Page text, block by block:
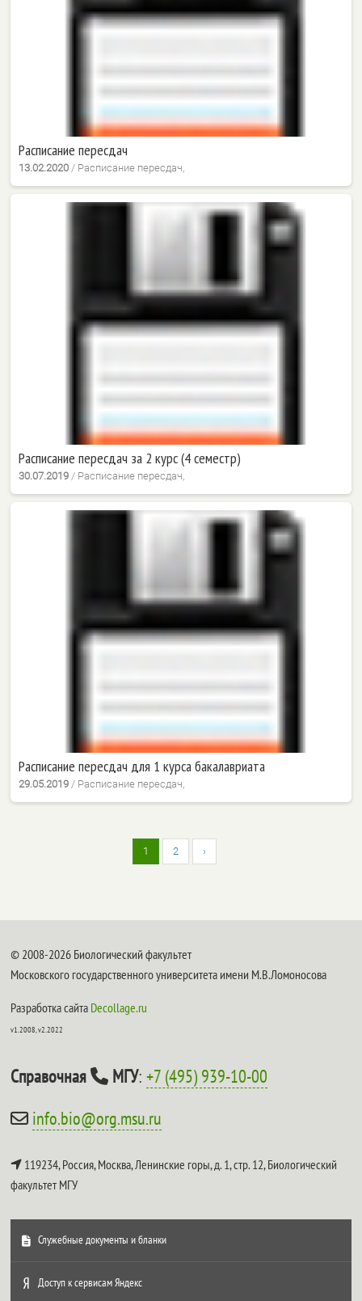
Расписание пересдач
13.02.2020 / Расписание пересдач,
Расписание пересдач за 2 курс (4 семестр)
30.07.2019 / Расписание пересдач,
Расписание пересдач для 1 курса бакалавриата
29.05.2019 / Расписание пересдач,
1 2 ›
© 2008-2026 Биологический факультет
Московского государственного университета имени М.В.Ломоносова
Разработка сайта Decollage.ru
v1.2008, v2.2022
Справочная МГУ:+7 (495) 939-10-00
info.bio@org.msu.ru
119234, Россия, Москва, Ленинские горы, д. 1, стр. 12,Биологический
факультет МГУ
Служебные документы и бланки
Доступ к сервисам Яндекс